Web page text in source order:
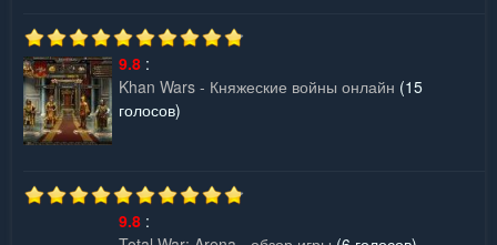
9.8 :
Khan Wars - Княжеские войны онлайн (15
голосов)
9.8 :